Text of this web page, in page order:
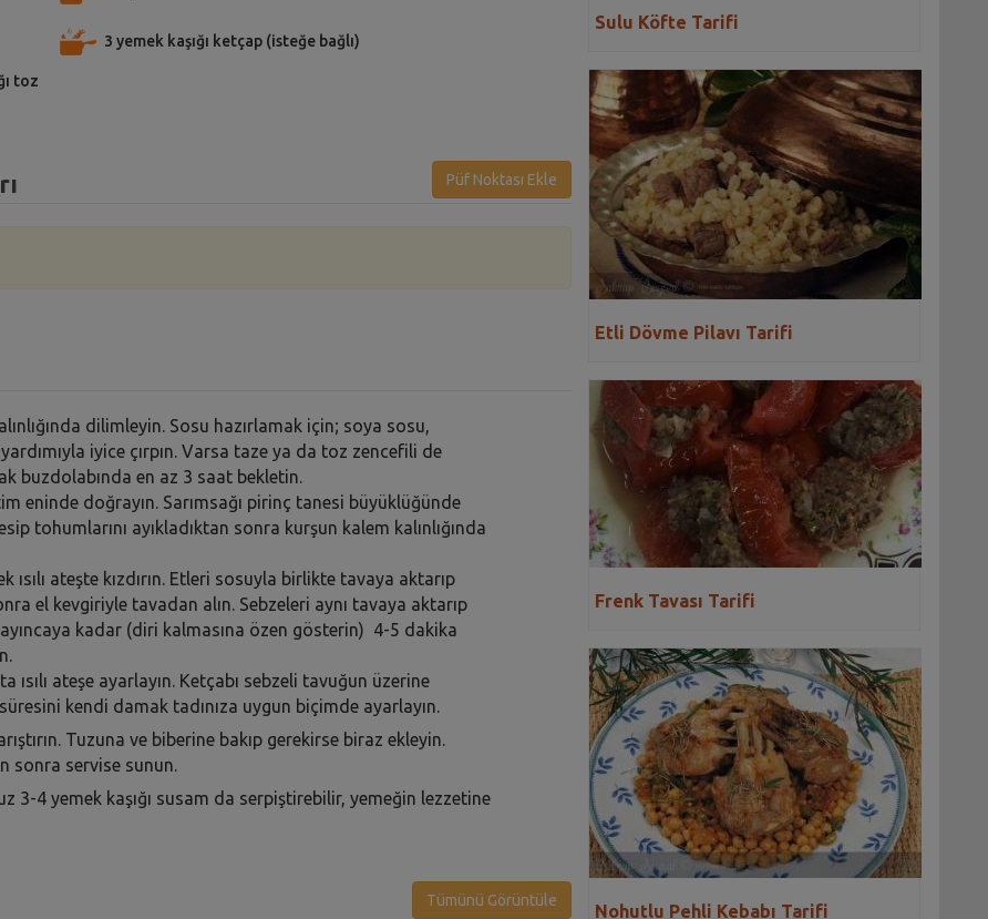
toz
3 yemek kaşığı ketçap (isteğe bağlı)
Püf Noktası Ekle
dilimleyin. Sosu hazırlamak için; soya sosu,
iyice çırpın. Varsa taze ya da toz zencefili de
buzdolabında en az 3 saat bekletin.
eninde doğrayın. Sarımsağı pirinç tanesi büyüklüğünde
tohumlarını ayıkladıktan sonra kurşun kalem kalınlığında
ısılı ateşte kızdırın. Etleri sosuyla birlikte tavaya aktarıp
el kevgiriyle tavadan alın. Sebzeleri aynı tavaya aktarıp
kadar (diri kalmasına özen gösterin) 4-5 dakika
ısılı ateşe ayarlayın. Ketçabı sebzeli tavuğun üzerine
kendi damak tadınıza uygun biçimde ayarlayın.
Tuzuna ve biberine bakıp gerekirse biraz ekleyin.
sonra servise sunun.
3-4 yemek kaşığı susam da serpiştirebilir, yemeğin lezzetine
Tümünü Görüntüle
Sulu Köfte Tarifi
Etli Dövme Pilavı Tarifi
Frenk Tavası Tarifi
Nohutlu Pehli Kebabı Tarifi